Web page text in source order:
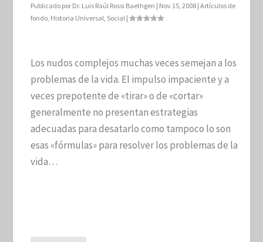
Publicado por Dr. Luis Raúl Rossi Baethgen | Nov 15, 2008 |Artículos de
fondo Historia Universal Social |
Los nudos complejos muchas veces semejan a los
problemas de la vida. El impulso impaciente y a
veces prepotente de «tirar» o de «cortar»
generalmente no presentan estrategias
adecuadas para desatarlo como tampoco lo son
esas «fórmulas» para resolver los problemas de la
vida…